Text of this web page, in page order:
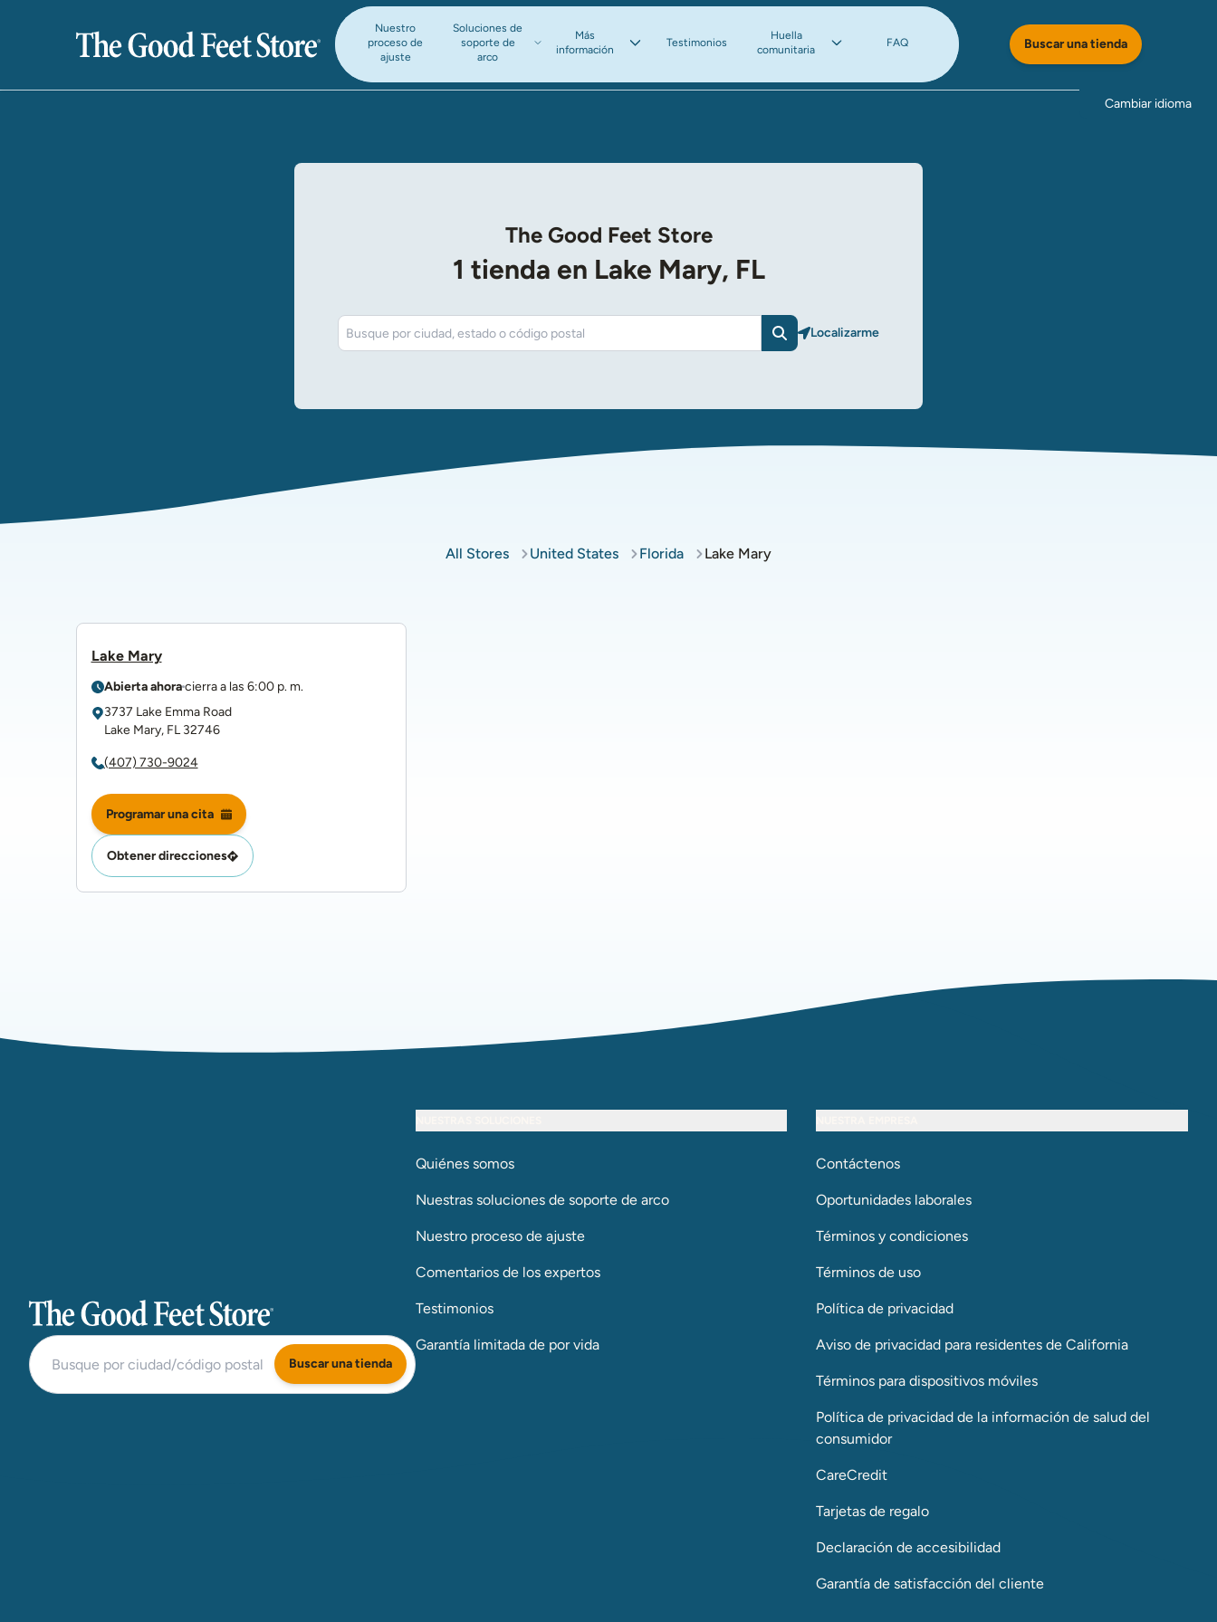
Nuestro
proceso de
ajuste
Soluciones de
soporte de
arco​​​​​​​
Más
información​​​​​​​
Testimonios
Huella
comunitaria
FAQ Buscar una tienda
Cambiar idioma
The Good Feet Store
1 tienda en Lake Mary, FL
BuscarLocalizarme​​​​​​​
All Stores United States Florida Lake Mary
Lake Mary
Abierta ahoracierra a las 6:00 p. m.
3737 Lake Emma Road
Lake Mary,FL32746
(407) 730-9024
Programar una cita
Obtener direcciones
The Good Feet Store
Buscar una tienda
Quiénes somos
Nuestras soluciones de soporte de arco​​​​​​​
Nuestro proceso de ajuste
Comentarios de los expertos
Testimonios
Garantía limitada de por vida
Contáctenos
Oportunidades laborales
Términos y condiciones
Términos de uso
Política de privacidad
Aviso de privacidad para residentes de California
Términos para dispositivos móviles
Política de privacidad de la información de salud del
consumidor
CareCredit
Tarjetas de regalo
Declaración de accesibilidad
Garantía de satisfacción del cliente